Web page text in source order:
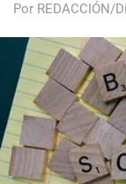
Por REDACCIÓN/